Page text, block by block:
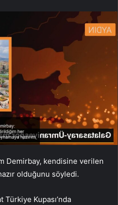
Demirbay, kendisine verilen
olduğunu söyledi.
Türkiye Kupası’nda